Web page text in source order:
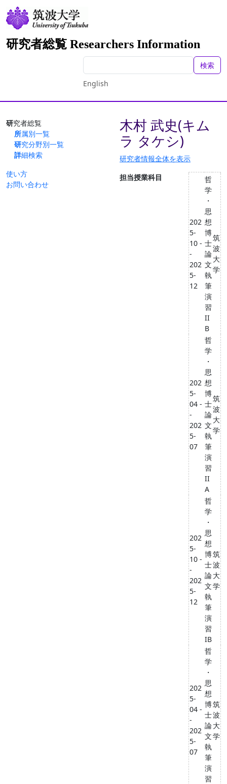
研究者総覧 Researchers Information
検索
English
研究者総覧
所属別一覧
研究分野別一覧
詳細検索
使い方
お問い合わせ
木村 武史(キム
ラ タケシ)
研究者情報全体を表示
担当授業科目
202
5-
10 -
-
202
5-
12
哲
学
・
思
想
博
士
論
文
執
筆
演
習
II
B
筑
波
大
学
202
5-
04 -
-
202
5-
07
哲
学
・
思
想
博
士
論
文
執
筆
演
習
II
A
筑
波
大
学
202
5-
10 -
-
202
5-
12
哲
学
・
思
想
博
士
論
文
執
筆
演
習
IB
筑
波
大
学
202
5-
04 -
-
202
5-
07
哲
学
・
思
想
博
士
論
文
執
筆
演
習
筑
波
大
学